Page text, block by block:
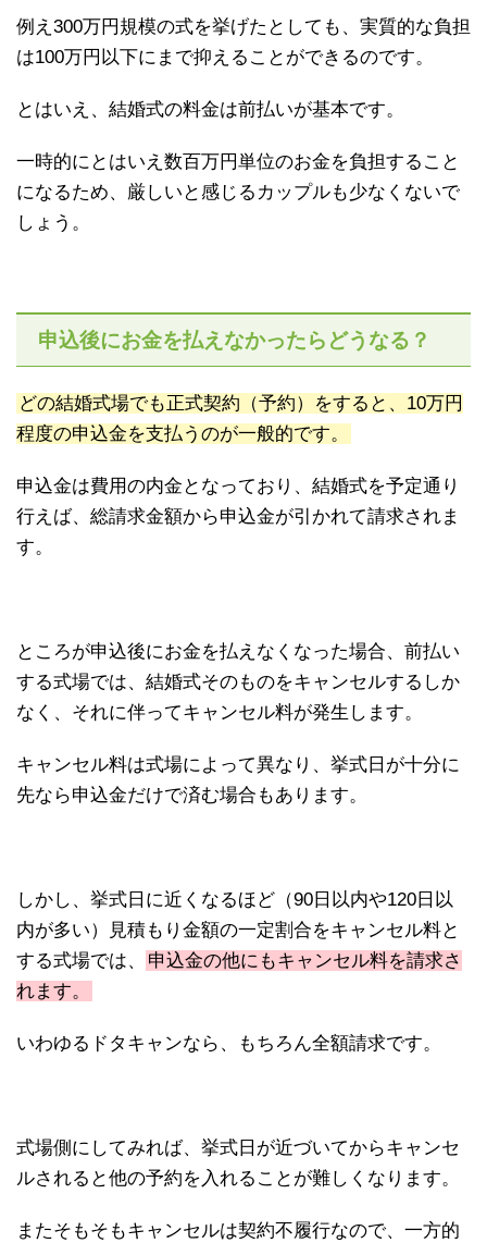
例え300万円規模の式を挙げたとしても、実質的な負担
は100万円以下にまで抑えることができるのです。
とはいえ、結婚式の料金は前払いが基本です。
一時的にとはいえ数百万円単位のお金を負担すること
になるため、厳しいと感じるカップルも少なくないで
しょう。
申込後にお金を払えなかったらどうなる？
どの結婚式場でも正式契約（予約）をすると、10万円
程度の申込金を支払うのが一般的です。
申込金は費用の内金となっており、結婚式を予定通り
行えば、総請求金額から申込金が引かれて請求されま
す。
ところが申込後にお金を払えなくなった場合、前払い
する式場では、結婚式そのものをキャンセルするしか
なく、それに伴ってキャンセル料が発生します。
キャンセル料は式場によって異なり、挙式日が十分に
先なら申込金だけで済む場合もあります。
しかし、挙式日に近くなるほど（90日以内や120日以
内が多い）見積もり金額の一定割合をキャンセル料と
する式場では、
申込金の他にもキャンセル料を請求さ
れます。
いわゆるドタキャンなら、もちろん全額請求です。
式場側にしてみれば、挙式日が近づいてからキャンセ
ルされると他の予約を入れることが難しくなります。
またそもそもキャンセルは契約不履行なので、一方的